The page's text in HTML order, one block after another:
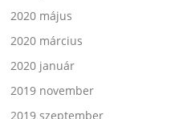
2020 május
2020 március
2020 január
2019 november
2019 szeptember